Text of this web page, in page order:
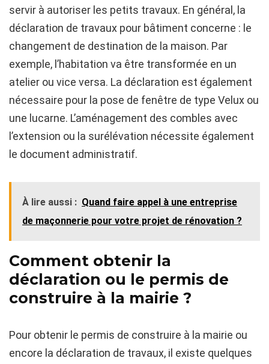
servir à autoriser les petits travaux. En général, la
déclaration de travaux pour bâtiment concerne : le
changement de destination de la maison. Par
exemple, l’habitation va être transformée en un
atelier ou vice versa. La déclaration est également
nécessaire pour la pose de fenêtre de type Velux ou
une lucarne. L’aménagement des combles avec
l’extension ou la surélévation nécessite également
le document administratif.
À lire aussi : Quand faire appel à une entreprise
de maçonnerie pour votre projet de rénovation ?
Comment obtenir la
déclaration ou le permis de
construire à la mairie ?
Pour obtenir le permis de construire à la mairie ou
encore la déclaration de travaux, il existe quelques